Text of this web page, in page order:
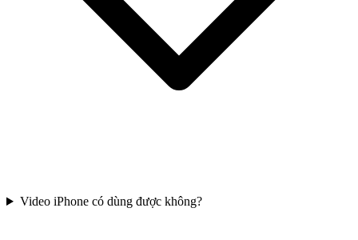
Video iPhone có dùng được không?